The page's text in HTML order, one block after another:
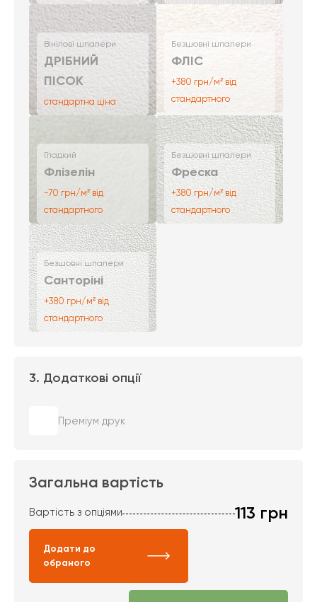
Вінілові шпалери
ДРІБНИЙ
ПІСОК
стандартна ціна
Безшовні шпалери
ФЛІС
+380 грн/м² від
стандартного
Гладкий
Флізелін
-70 грн/м² від
стандартного
Безшовні шпалери
Фреска
+380 грн/м² від
стандартного
Безшовні шпалери
Санторіні
+380 грн/м² від
стандартного
3. Додаткові опції
Преміум друк
Загальна вартість
Вартість з опціями 113 грн
Додати до
обраного